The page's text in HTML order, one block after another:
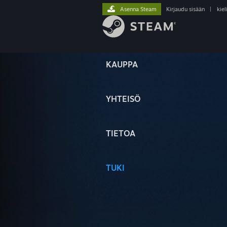
KAUPPA
YHTEISÖ
TIETOA
TUKI
Asenna Steam Kirjaudu sisään kieli